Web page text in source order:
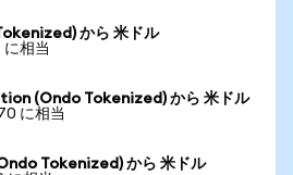
から 米ドル
に相当
(Ondo Tokenized) から 米ドル
に相当
Tokenized) から 米ドル